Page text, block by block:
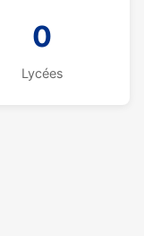
0
Lycées